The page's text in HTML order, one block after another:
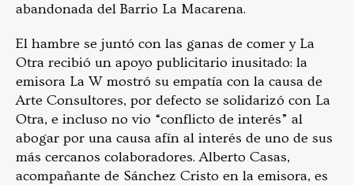
abandonada del Barrio La Macarena.
El hambre se juntó con las ganas de comer y La
Otra recibió un apoyo publicitario inusitado: la
emisora La W mostró su empatía con la causa de
Arte Consultores, por defecto se solidarizó con La
Otra, e incluso no vio “conflicto de interés” al
abogar por una causa afín al interés de uno de sus
más cercanos colaboradores. Alberto Casas,
acompañante de Sánchez Cristo en la emisora, es